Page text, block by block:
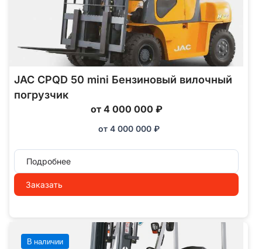
JAC CPQD 50 mini Бензиновый вилочный
погрузчик
от 4 000 000 ₽
от 4 000 000 ₽
Подробнее
Заказать
В наличии